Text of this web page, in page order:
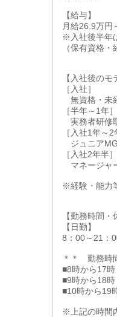
【給与】
月給26.9万円
※入社後半年
（保有資格・
【入社後の
［入社］
無資格・未
［半年～1年］
実務者研修
［入社1年～2
ジュニア
［入社2年半］
マネージャ
※経験・能力
【勤務時間・
【日勤】
8：00～21：
＊＊ 勤務時
■8時から17時
■9時から18時
■10時から
※上記の時間